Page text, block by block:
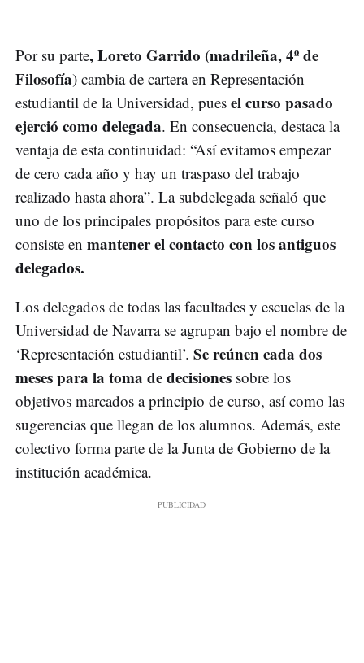
Por su parte, Loreto Garrido (madrileña, 4º de
Filosofía) cambia de cartera en Representación
estudiantil de la Universidad, pues el curso pasado
ejerció como delegada. En consecuencia, destaca la
ventaja de esta continuidad: “Así evitamos empezar
de cero cada año y hay un traspaso del trabajo
realizado hasta ahora”. La subdelegada señaló que
uno de los principales propósitos para este curso
consiste en mantener el contacto con los antiguos
delegados.
Los delegados de todas las facultades y escuelas de la
Universidad de Navarra se agrupan bajo el nombre de
‘Representación estudiantil’. Se reúnen cada dos
meses para la toma de decisiones sobre los
objetivos marcados a principio de curso, así como las
sugerencias que llegan de los alumnos. Además, este
colectivo forma parte de la Junta de Gobierno de la
institución académica.